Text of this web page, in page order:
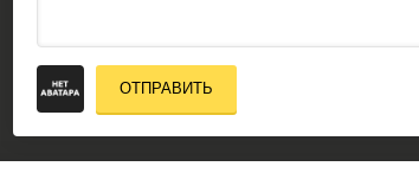
ОТПРАВИТЬ